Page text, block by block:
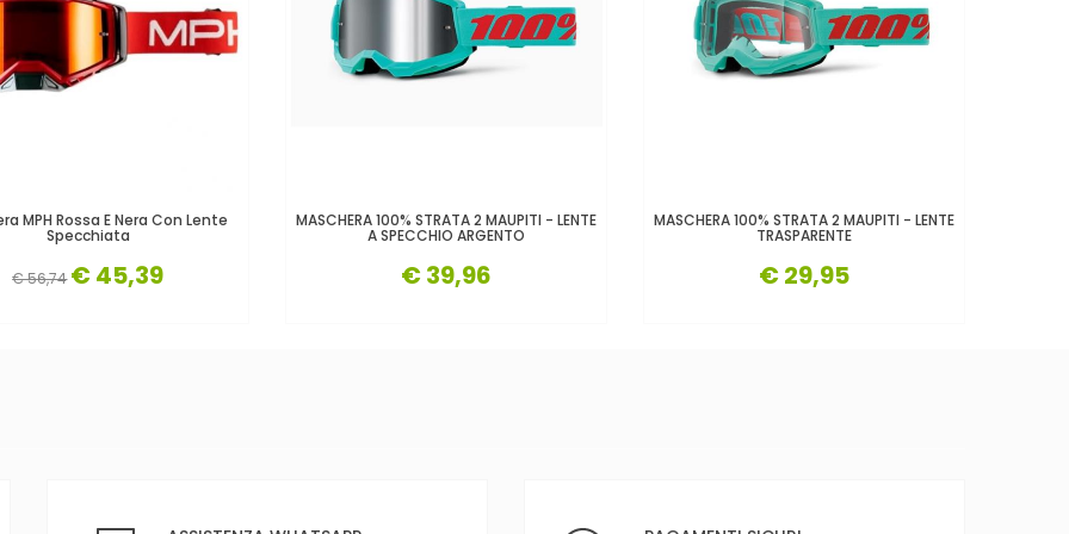
MPH Rossa E Nera Con Lente
Specchiata
€ 56,74 € 45,39
MASCHERA 100% STRATA 2 MAUPITI - LENTE
A SPECCHIO ARGENTO
€ 39,96
MASCHERA 100% STRATA 2 MAUPITI - LENTE
TRASPARENTE
€ 29,95